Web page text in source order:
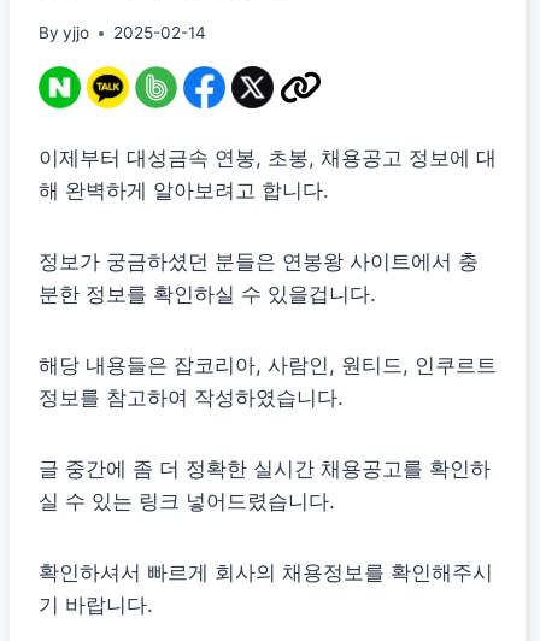
By yjjo 2025-02-14
이제부터 대성금속 연봉, 초봉, 채용공고 정보에 대
해 완벽하게 알아보려고 합니다.
정보가 궁금하셨던 분들은 연봉왕 사이트에서 충
분한 정보를 확인하실 수 있을겁니다.
해당 내용들은 잡코리아, 사람인, 원티드, 인쿠르트
정보를 참고하여 작성하였습니다.
글 중간에 좀 더 정확한 실시간 채용공고를 확인하
실 수 있는 링크 넣어드렸습니다.
확인하셔서 빠르게 회사의 채용정보를 확인해주시
기 바랍니다.